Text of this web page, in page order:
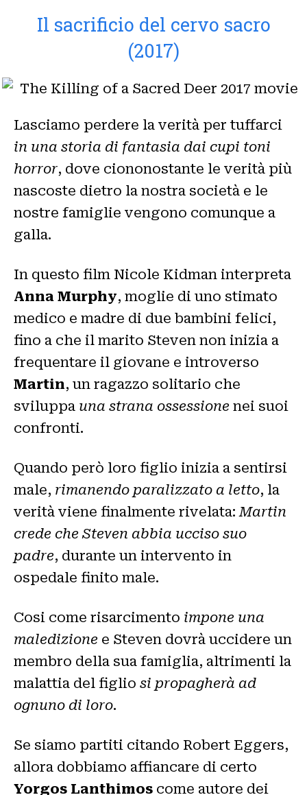
Il sacrificio del cervo sacro
(2017)
Lasciamo perdere la verità per tuffarci
in una storia di fantasia dai cupi toni
horror, dove ciononostante le verità più
nascoste dietro la nostra società e le
nostre famiglie vengono comunque a
galla.
In questo film Nicole Kidman interpreta
Anna Murphy, moglie di uno stimato
medico e madre di due bambini felici,
fino a che il marito Steven non inizia a
frequentare il giovane e introverso
Martin, un ragazzo solitario che
sviluppa una strana ossessione nei suoi
confronti.
Quando però loro figlio inizia a sentirsi
male, rimanendo paralizzato a letto, la
verità viene finalmente rivelata:Martin
crede che Steven abbia ucciso suo
padre, durante un intervento in
ospedale finito male.
Cosi come risarcimento impone una
maledizione e Steven dovrà uccidere un
membro della sua famiglia, altrimenti la
malattia del figlio si propagherà ad
ognuno di loro.
Se siamo partiti citando Robert Eggers,
allora dobbiamo affiancare di certo
Yorgos Lanthimos come autore dei